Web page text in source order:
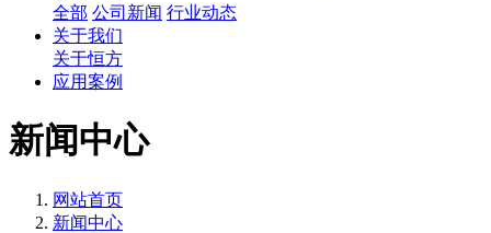
全部 公司新闻 行业动态
关于我们
关于恒方
应用案例
新闻中心
网站首页
新闻中心